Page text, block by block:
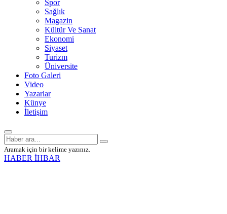
Spor
Sağlık
Magazin
Kültür Ve Sanat
Ekonomi
Siyaset
Turizm
Üniversite
Foto Galeri
Video
Yazarlar
Künye
İletişim
Aramak için bir kelime yazınız.
HABER İHBAR